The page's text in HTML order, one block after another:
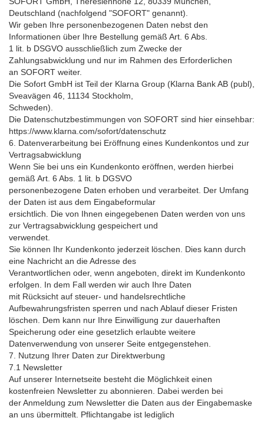
Deutschland (nachfolgend "SOFORT" genannt).
Wir geben Ihre personenbezogenen Daten nebst den
Informationen über Ihre Bestellung gemäß Art. 6 Abs.
1 lit. b DSGVO ausschließlich zum Zwecke der
Zahlungsabwicklung und nur im Rahmen des Erforderlichen
an SOFORT weiter.
Die Sofort GmbH ist Teil der Klarna Group (Klarna Bank AB (publ),
Sveavägen 46, 11134 Stockholm,
Schweden).
Die Datenschutzbestimmungen von SOFORT sind hier einsehbar:
https://www.klarna.com/sofort/datenschutz
6. Datenverarbeitung bei Eröffnung eines Kundenkontos und zur
Vertragsabwicklung
Wenn Sie bei uns ein Kundenkonto eröffnen, werden hierbei
gemäß Art. 6 Abs. 1 lit. b DGSVO
personenbezogene Daten erhoben und verarbeitet. Der Umfang
der Daten ist aus dem Eingabeformular
ersichtlich. Die von Ihnen eingegebenen Daten werden von uns
zur Vertragsabwicklung gespeichert und
verwendet.
Sie können Ihr Kundenkonto jederzeit löschen. Dies kann durch
eine Nachricht an die Adresse des
Verantwortlichen oder, wenn angeboten, direkt im Kundenkonto
erfolgen. In dem Fall werden wir auch Ihre Daten
mit Rücksicht auf steuer- und handelsrechtliche
Aufbewahrungsfristen sperren und nach Ablauf dieser Fristen
löschen. Dem kann nur Ihre Einwilligung zur dauerhaften
Speicherung oder eine gesetzlich erlaubte weitere
Datenverwendung von unserer Seite entgegenstehen.
7. Nutzung Ihrer Daten zur Direktwerbung
7.1 Newsletter
Auf unserer Internetseite besteht die Möglichkeit einen
kostenfreien Newsletter zu abonnieren. Dabei werden bei
der Anmeldung zum Newsletter die Daten aus der Eingabemaske
an uns übermittelt. Pflichtangabe ist lediglich